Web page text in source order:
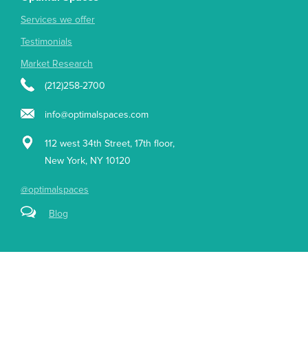
Services we offer
Testimonials
Market Research
(212)258-2700
info@optimalspaces.com
112 west 34th Street, 17th floor,
New York, NY 10120
@optimalspaces
Blog